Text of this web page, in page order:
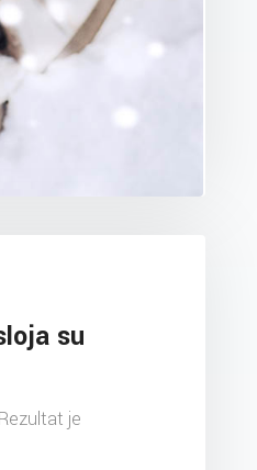
su
je